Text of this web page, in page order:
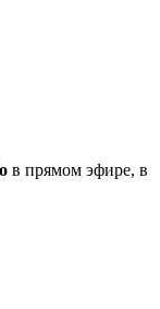
в прямом эфире, в